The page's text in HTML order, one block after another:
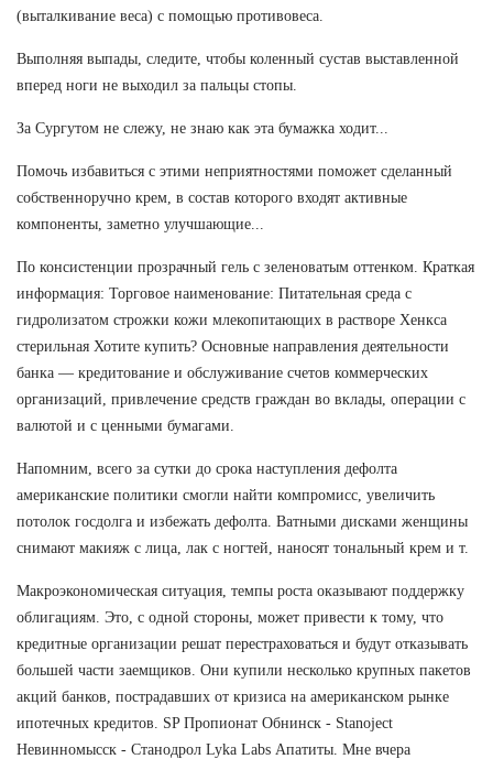
(выталкивание веса) с помощью противовеса.
Выполняя выпады, следите, чтобы коленный сустав выставленной
вперед ноги не выходил за пальцы стопы.
За Сургутом не слежу, не знаю как эта бумажка ходит...
Помочь избавиться с этими неприятностями поможет сделанный
собственноручно крем, в состав которого входят активные
компоненты, заметно улучшающие...
По консистенции прозрачный гель с зеленоватым оттенком. Краткая
информация: Торговое наименование: Питательная среда с
гидролизатом строжки кожи млекопитающих в растворе Хенкса
стерильная Хотите купить? Основные направления деятельности
банка — кредитование и обслуживание счетов коммерческих
организаций, привлечение средств граждан во вклады, операции с
валютой и с ценными бумагами.
Напомним, всего за сутки до срока наступления дефолта
американские политики смогли найти компромисс, увеличить
потолок госдолга и избежать дефолта. Ватными дисками женщины
снимают макияж с лица, лак с ногтей, наносят тональный крем и т.
Макроэкономическая ситуация, темпы роста оказывают поддержку
облигациям. Это, с одной стороны, может привести к тому, что
кредитные организации решат перестраховаться и будут отказывать
большей части заемщиков. Они купили несколько крупных пакетов
акций банков, пострадавших от кризиса на американском рынке
ипотечных кредитов. SP Пропионат Обнинск - Stanoject
Невинномысск - Станодрол Lyka Labs Апатиты. Мне вчера